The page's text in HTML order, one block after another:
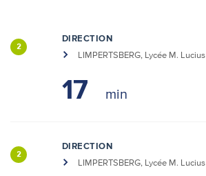
2
DIRECTION
LIMPERTSBERG, Lycée M. Lucius
17
2
DIRECTION
LIMPERTSBERG, Lycée M. Lucius